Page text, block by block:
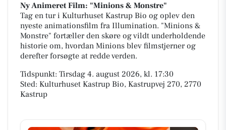
Ny Animeret Film: "Minions & Monstre"
Tag en tur i Kulturhuset Kastrup Bio og oplev den
nyeste animationsfilm fra Illumination. "Minions &
Monstre" fortæller den skøre og vildt underholdende
historie om, hvordan Minions blev filmstjerner og
derefter forsøgte at redde verden.
Tidspunkt: Tirsdag 4. august 2026, kl. 17:30
Sted: Kulturhuset Kastrup Bio, Kastrupvej 270, 2770
Kastrup